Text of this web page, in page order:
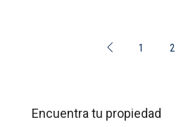
1 2
Encuentra tu propiedad